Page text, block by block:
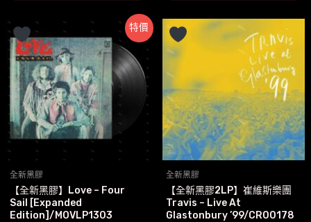
特價
全新黑膠
【全新黑膠】Love – Four
Sail [Expanded
Edition]/MOVLP1303
全新黑膠
【全新黑膠2LP】崔維斯樂團
Travis – Live At
Glastonbury ’99/CR00178